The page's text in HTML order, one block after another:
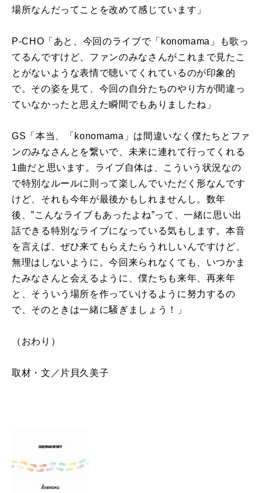
場所なんだってことを改めて感じています」
P-CHO「あと、今回のライブで「konomama」も歌っ
てるんですけど、ファンのみなさんがこれまで見たこ
とがないような表情で聴いてくれているのが印象的
で。その姿を見て、今回の自分たちのやり方が間違っ
ていなかったと思えた瞬間でもありましたね」
GS「本当、「konomama」は間違いなく僕たちとファ
ンのみなさんとを繋いで、未来に連れて行ってくれる
1曲だと思います。ライブ自体は、こういう状況なの
で特別なルールに則って楽しんでいただく形なんです
けど、それも今年が最後かもしれませんし。数年
後、”こんなライブもあったよね”って、一緒に思い出
話できる特別なライブになっている気もします。本音
を言えば、ぜひ来てもらえたらうれしいんですけど、
無理はしないように。今回来られなくても、いつかま
たみなさんと会えるように、僕たちも来年、再来年
と、そういう場所を作っていけるように努力するの
で、そのときは一緒に騒ぎましょう！」
（おわり）
取材・文／片貝久美子